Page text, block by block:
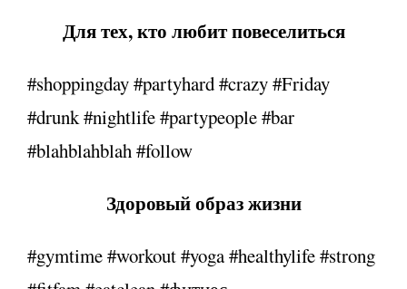
Для тех, кто любит повеселиться
#shoppingday #partyhard #crazy #Friday
#drunk #nightlife #partypeople #bar
#blahblahblah #follow
Здоровый образ жизни
#gymtime #workout #yoga #healthylife #strong